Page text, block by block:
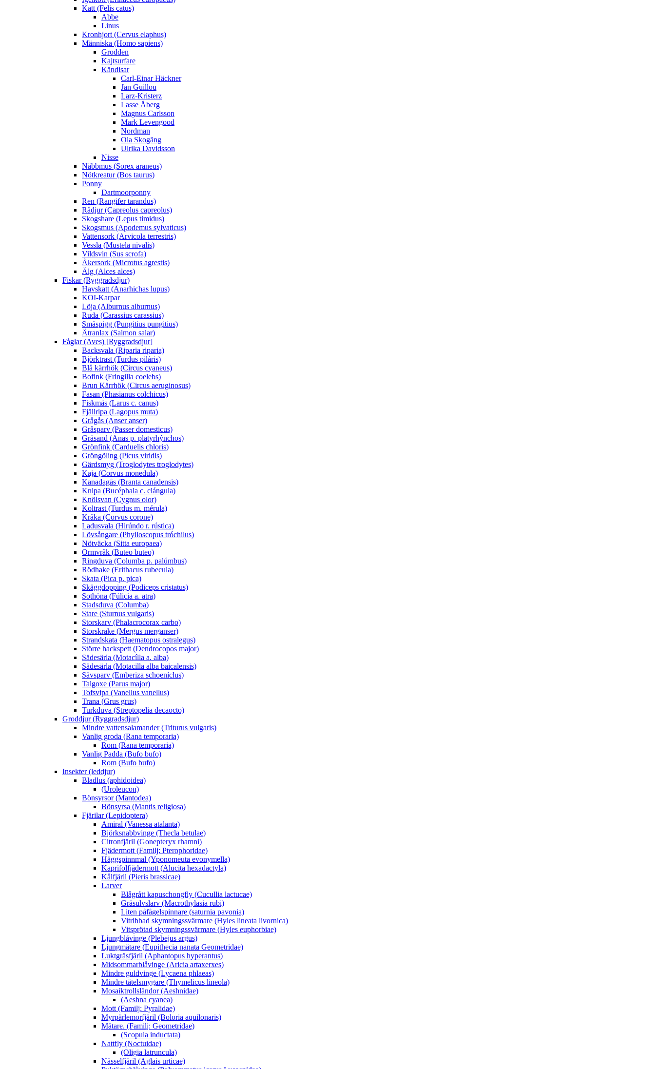
Katt (Felis catus)
Abbe
Linus
Kronhjort (Cervus elaphus)
Människa (Homo sapiens)
Grodden
Kajtsurfare
Kändisar
Carl-Einar Häckner
Jan Guillou
Larz-Kristerz
Lasse Åberg
Magnus Carlsson
Mark Levengood
Nordman
Ola Skogäng
Ulrika Davidsson
Nisse
Näbbmus (Sorex araneus)
Nötkreatur (Bos taurus)
Ponny
Dartmoorponny
Ren (Rangifer tarandus)
Rådjur (Capreolus capreolus)
Skogshare (Lepus timidus)
Skogsmus (Apodemus sylvaticus)
Vattensork (Arvicola terrestris)
Vessla (Mustela nivalis)
Vildsvin (Sus scrofa)
Åkersork (Microtus agrestis)
Älg (Alces alces)
Fiskar (Ryggradsdjur)
Havskatt (Anarhichas lupus)
KOI-Karpar
Löja (Alburnus alburnus)
Ruda (Carassius carassius)
Småspigg (Pungitius pungitius)
Ätranlax (Salmon salar)
Fåglar (Aves) [Ryggradsdjur]
Backsvala (Riparia riparia)
Björktrast (Turdus piláris)
Blå kärrhök (Circus cyaneus)
Bofink (Fringilla coelebs)
Brun Kärrhök (Circus aeruginosus)
Fasan (Phasianus colchicus)
Fiskmås (Larus c. canus)
Fjällripa (Lagopus muta)
Grågås (Anser anser)
Gråsparv (Passer domesticus)
Gräsand (Anas p. platyrhýnchos)
Grönfink (Carduelis chloris)
Gröngöling (Picus viridis)
Gärdsmyg (Troglodytes troglodytes)
Kaja (Corvus monedula)
Kanadagås (Branta canadensis)
Knipa (Bucéphala c. clángula)
Knölsvan (Cygnus olor)
Koltrast (Turdus m. mérula)
Kråka (Corvus corone)
Ladusvala (Hirúndo r. rústica)
Lövsångare (Phylloscopus tróchilus)
Nötväcka (Sitta europaea)
Ormvråk (Buteo buteo)
Ringduva (Columba p. palúmbus)
Rödhake (Erithacus rubecula)
Skata (Pica p. pica)
Skäggdopping (Podiceps cristatus)
Sothöna (Fúlicia a. atra)
Stadsduva (Columba)
Stare (Sturnus vulgaris)
Storskarv (Phalacrocorax carbo)
Storskrake (Mergus merganser)
Strandskata (Haematopus ostralegus)
Större hackspett (Dendrocopos major)
Sädesärla (Motacílla a. alba)
Sädesärla (Motacilla alba baicalensis)
Sävsparv (Emberiza schoeníclus)
Talgoxe (Parus major)
Tofsvipa (Vanellus vanellus)
Trana (Grus grus)
Turkduva (Streptopelia decaocto)
Groddjur (Ryggradsdjur)
Mindre vattensalamander (Triturus vulgaris)
Vanlig groda (Rana temporaria)
Rom (Rana temporaria)
Vanlig Padda (Bufo bufo)
Rom (Bufo bufo)
Insekter (leddjur)
Bladlus (aphidoidea)
(Uroleucon)
Bönsyrsor (Mantodea)
Bönsyrsa (Mantis religiosa)
Fjärilar (Lepidoptera)
Amiral (Vanessa atalanta)
Björksnabbvinge (Thecla betulae)
Citronfjäril (Gonepteryx rhamni)
Fjädermott (Familj: Pterophoridae)
Häggspinnmal (Yponomeuta evonymella)
Kaprifolfjädermott (Alucita hexadactyla)
Kålfjäril (Pieris brassicae)
Larver
Blågrått kapuschongfly (Cucullia lactucae)
Gräsulvslarv (Macrothylasia rubi)
Liten påfågelspinnare (saturnia pavonia)
Vitribbad skymningssvärmare (Hyles lineata livornica)
Vitsprötad skymningssvärmare (Hyles euphorbiae)
Ljungblåvinge (Plebejus argus)
Ljungmätare (Eupithecia nanata Geometridae)
Luktgräsfjäril (Aphantopus hyperantus)
Midsommarblåvinge (Aricia artaxerxes)
Mindre guldvinge (Lycaena phlaeas)
Mindre tåtelsmygare (Thymelicus lineola)
Mosaiktrollsländor (Aeshnidae)
(Aeshna cyanea)
Mott (Familj: Pyralidae)
Myrpärlemorfjäril (Boloria aquilonaris)
Mätare. (Familj: Geometridae)
(Scopula inductata)
Nattfly (Noctuidae)
(Oligia latruncula)
Nässelfjäril (Aglais urticae)